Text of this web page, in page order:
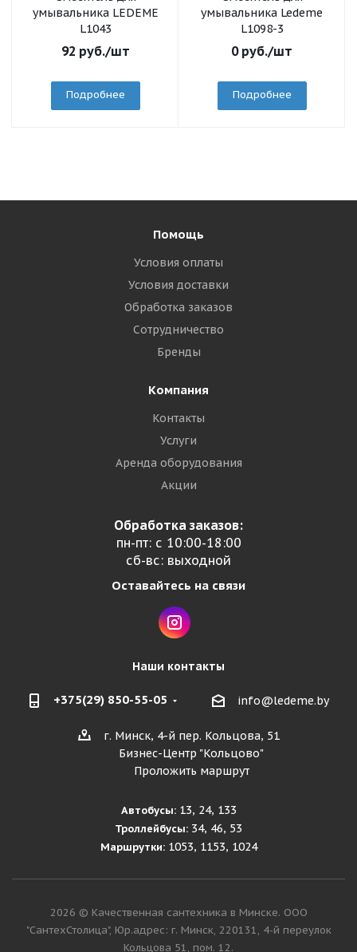
умывальника LEDEME
L1043
92 руб./шт
Подробнее
умывальника Ledeme
L1098-3
0руб./шт
Подробнее
Помощь
Условия оплаты
Условия доставки
Обработка заказов
Сотрудничество
Бренды
Компания
Контакты
Услуги
Аренда оборудования
Акции
Обработка заказов:
пн-пт: с 10:00-18:00
сб-вс: выходной
Оставайтесь на связи
Наши контакты
+375(29) 850-55-05 info@ledeme.by
г. Минск, 4-й пер. Кольцова, 51
Бизнес-Центр "Кольцово"
Проложить маршрут
Автобусы:13, 24, 133
Троллейбусы: 34, 46, 53
Маршрутки:1053, 1153, 1024
2026 © Качественная сантехника в Минске. ООО
"СантехСтолица", Юр.адрес: г. Минск, 220131, 4-й переулок
Кольцова 51, пом. 12.